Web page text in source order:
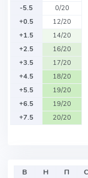
-5.5
0/20
+0.5
12/20
+1.5
14/20
+2.5
16/20
+3.5
17/20
+4.5
18/20
+5.5
19/20
+6.5
19/20
+7.5
20/20
В Н П